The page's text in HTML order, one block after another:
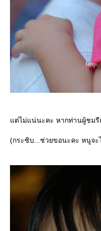
ต่ไม่แน่นะคะ หากท่านผู้ชมรี
(กระซิบ...ช่วยขอนะคะ หนูจ